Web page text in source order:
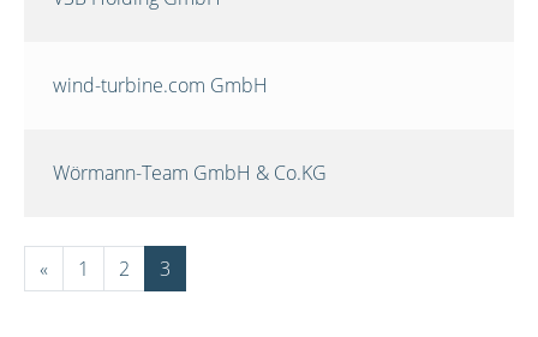
wind-turbine.com GmbH
Wörmann-Team GmbH & Co.KG
« 1 2 3